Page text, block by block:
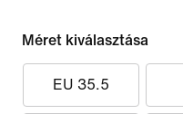
Méret kiválasztása
EU 35.5